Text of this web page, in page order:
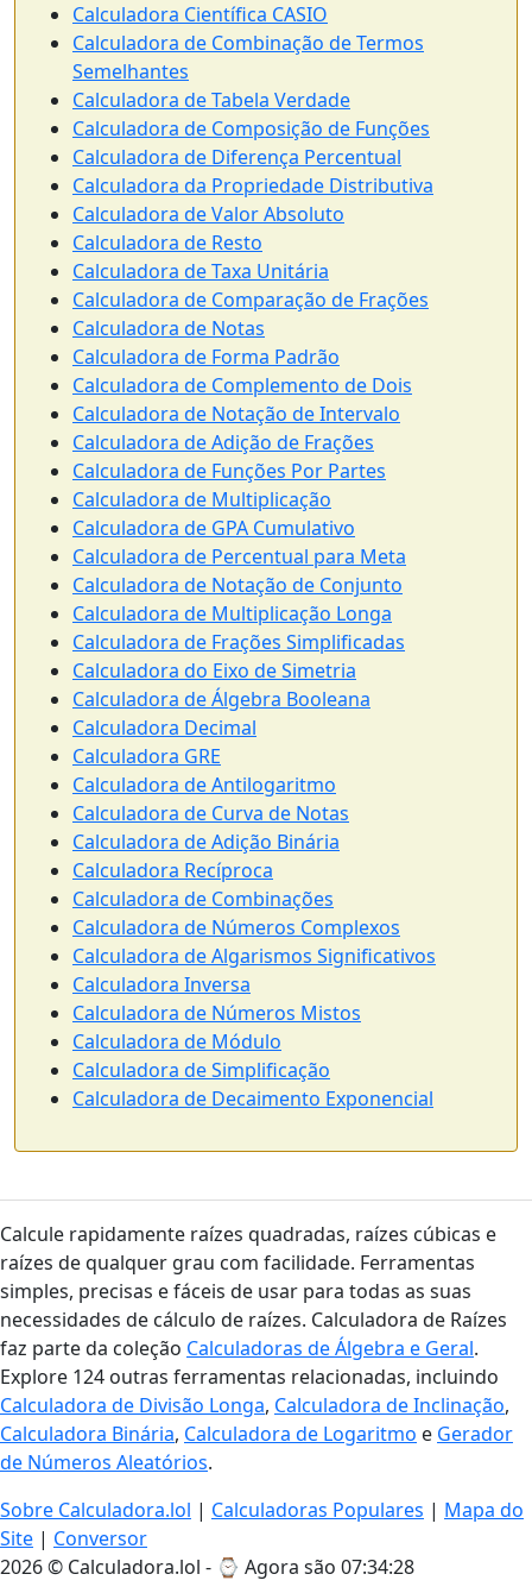
Calculadora Científica CASIO
Calculadora de Combinação de Termos
Semelhantes
Calculadora de Tabela Verdade
Calculadora de Composição de Funções
Calculadora de Diferença Percentual
Calculadora da Propriedade Distributiva
Calculadora de Valor Absoluto
Calculadora de Resto
Calculadora de Taxa Unitária
Calculadora de Comparação de Frações
Calculadora de Notas
Calculadora de Forma Padrão
Calculadora de Complemento de Dois
Calculadora de Notação de Intervalo
Calculadora de Adição de Frações
Calculadora de Funções Por Partes
Calculadora de Multiplicação
Calculadora de GPA Cumulativo
Calculadora de Percentual para Meta
Calculadora de Notação de Conjunto
Calculadora de Multiplicação Longa
Calculadora de Frações Simplificadas
Calculadora do Eixo de Simetria
Calculadora de Álgebra Booleana
Calculadora Decimal
Calculadora GRE
Calculadora de Antilogaritmo
Calculadora de Curva de Notas
Calculadora de Adição Binária
Calculadora Recíproca
Calculadora de Combinações
Calculadora de Números Complexos
Calculadora de Algarismos Significativos
Calculadora Inversa
Calculadora de Números Mistos
Calculadora de Módulo
Calculadora de Simplificação
Calculadora de Decaimento Exponencial
Calcule rapidamente raízes quadradas, raízes cúbicas e
raízes de qualquer grau com facilidade. Ferramentas
simples, precisas e fáceis de usar para todas as suas
necessidades de cálculo de raízes. Calculadora de Raízes
faz parte da coleção Calculadoras de Álgebra e Geral.
Explore 124 outras ferramentas relacionadas, incluindo
Calculadora de Divisão Longa, Calculadora de Inclinação,
Calculadora Binária, Calculadora de Logaritmo e Gerador
de Números Aleatórios.
Sobre Calculadora.lol | Calculadoras Populares | Mapa do
Site | Conversor
2026 © Calculadora.lol - ⌚ Agora são 07:34:29